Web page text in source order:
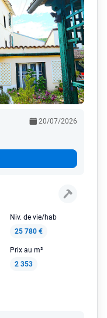
20/07/2026
Niv. de vie/hab
25 780 €
Prix au m²
2 353